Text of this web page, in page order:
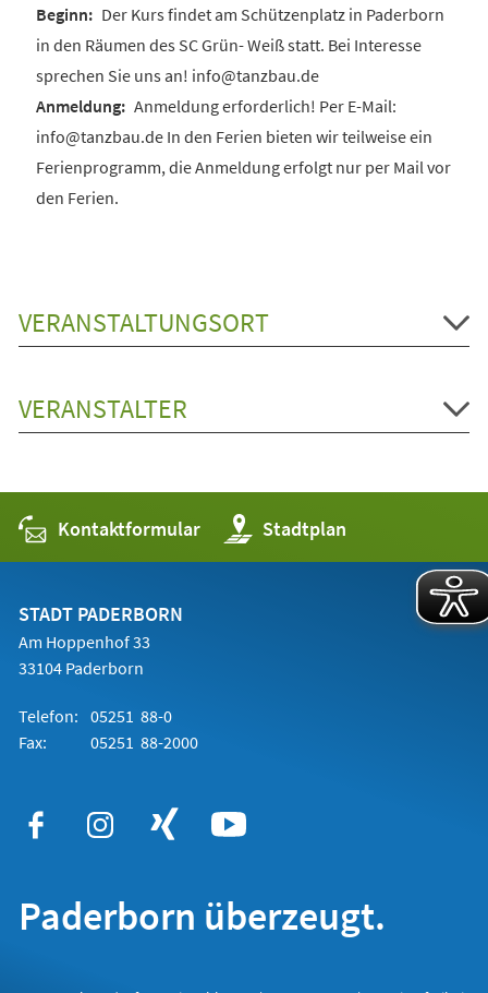
Der Kurs findet am Schützenplatz in Paderborn
in den Räumen des SC Grün- Weiß statt. Bei Interesse
sprechen Sie uns an! info@tanzbau.de
Anmeldung erforderlich! Per E-Mail:
info@tanzbau.de In den Ferien bieten wir teilweise ein
Ferienprogramm, die Anmeldung erfolgt nur per Mail vor
den Ferien.
VERANSTALTUNGSORT
VERANSTALTER
Kontaktformular Stadtplan
(Öffnet
in
einem
STADT PADERBORN
Am Hoppenhof 33
33104 Paderborn
Telefon: 05251 88-0
Fax:
05251 88-2000
Paderborn überzeugt.